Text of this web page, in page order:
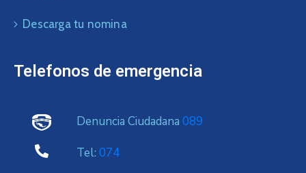
Descarga tu nomina
Telefonos de emergencia
Denuncia Ciudadana 089
Tel: 074